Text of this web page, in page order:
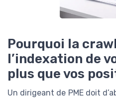
Pourquoi la
l’indexation de
plus que vos
Un dirigeant de PME doit